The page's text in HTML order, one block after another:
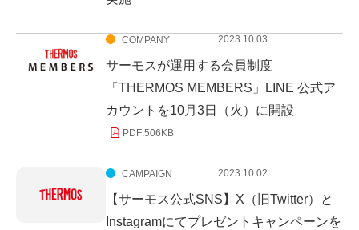
COMPANY 2023.10.03
サーモスが運用する会員制度
「THERMOS MEMBERS」LINE 公式ア
カウントを10月3日（火）に開設
PDF:506KB
CAMPAIGN 2023.10.02
【サーモス公式SNS】X（旧Twitter）と
Instagramにてプレゼントキャンペーンを